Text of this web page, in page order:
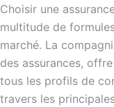
Choisir une
multitude de
marché. La
des assurances,
tous les profils de
travers les